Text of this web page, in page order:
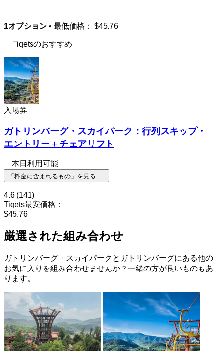
1オプション • 最低価格： $45.76
Tiqetsのおすすめ
入場券
ガトリンバーグ・スカイパーク：行列スキップ・
エントリー＋チェアリフト
本日利用可能
「料金に含まれるもの」を見る
4.6 (141)
Tiqets最安価格：
$45.76
厳選された組み合わせ
ガトリンバーグ・スカイパークとガトリンバーグにある他の
お気に入りを組み合わせませんか？一緒の方が良いものもあ
ります。